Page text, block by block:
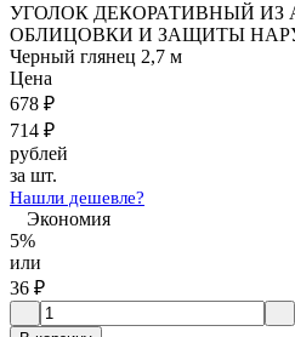
УГОЛОК ДЕКОРАТИВНЫЙ
ОБЛИЦОВКИ И ЗАЩИТЫ
Черный глянец 2,7 м
Цена
678 ₽
714 ₽
рублей
за шт.
Нашли дешевле?
Экономия
5%
или
36 ₽